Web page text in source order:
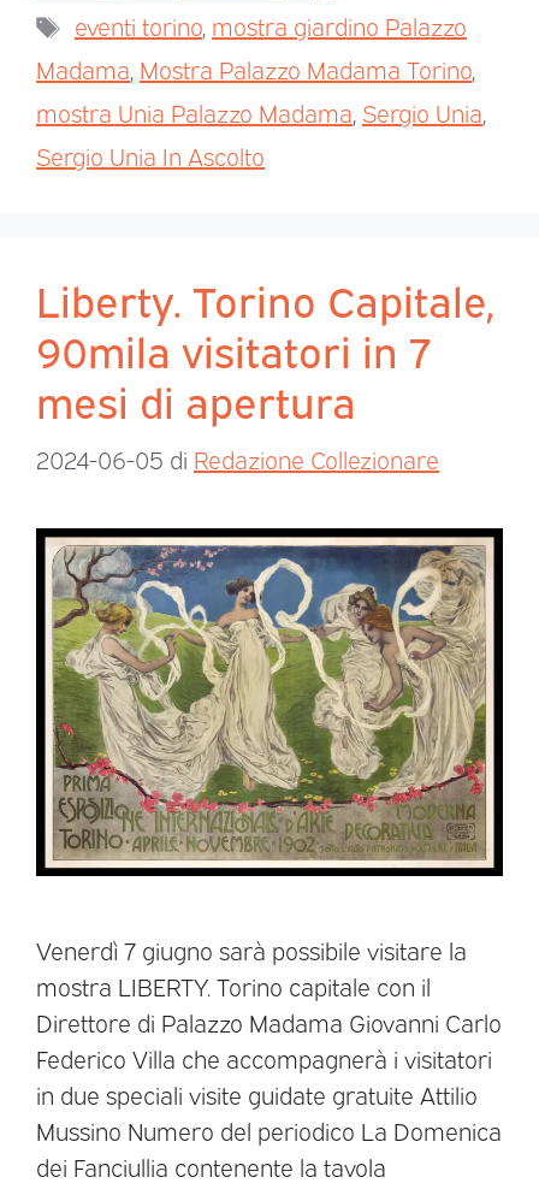
eventi torino mostra giardino Palazzo
Madama Mostra Palazzo Madama Torino
mostra Unia Palazzo Madama Sergio Unia
Sergio Unia In Ascolto
Liberty. Torino Capitale,
90mila visitatori in 7
mesi di apertura
2024-06-05 di Redazione Collezionare
Venerdì 7 giugno sarà possibile visitare la
mostra LIBERTY. Torino capitale con il
Direttore di Palazzo Madama Giovanni Carlo
Federico Villa che accompagnerà i visitatori
in due speciali visite guidate gratuite Attilio
Mussino Numero del periodico La Domenica
dei Fanciullia contenente la tavola